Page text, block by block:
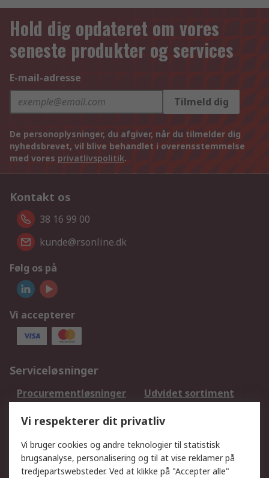
Hold dig opdateret om vores
seneste produkter og services
E-mail-adresse
Tilmeld dig
De personoplysninger, du afgiver, når du tilmelder dig
nyhedsbrevet, vil blive behandlet i overensstemmelse
med vores privatlivspolitik.
Kontakt os
38 16 99 00
kunde@rsonline.dk
Følg os på
Vi accepterer
Serviceløsninger
Procurementløsninger
Udvidet sortiment
DesignSpark
Teknisk Support
Dit lokale salgsteam
Eksportløsninger
Support
Vi respekterer dit privatliv
Vi bruger cookies og andre teknologier til statistisk
brugsanalyse, personalisering og til at vise reklamer på
tredjepartswebsteder. Ved at klikke på "Accepter alle"